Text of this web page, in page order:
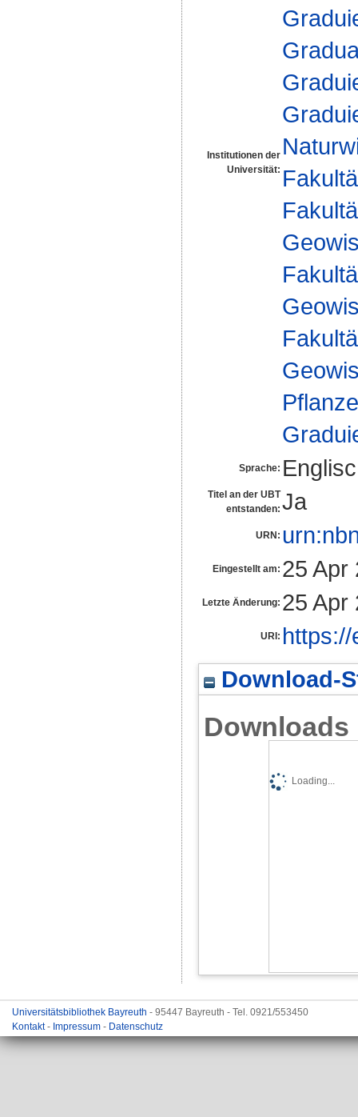
Institutionen der
Universität:
Sprache:
Titel an der UBT
entstanden: Ja
URN:
Eingestellt am: 25 Apr
Letzte Änderung: 25 Apr
URI:
Download-
Downloads
Loading...
Universitätsbibliothek Bayreuth - 95447 Bayreuth - Tel. 0921/553450
Kontakt- Impressum - Datenschutz